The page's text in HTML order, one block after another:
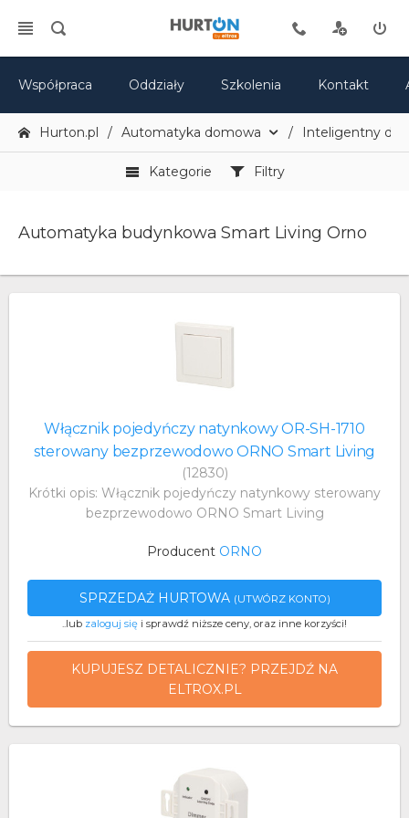
Współpraca Oddziały Szkolenia Kontakt
Hurton.pl Automatyka domowa Inteligentny
Kategorie Filtry
Automatyka budynkowa Smart Living Orno
Włącznik pojedyńczy natynkowy OR-SH-1710
sterowany bezprzewodowo ORNO Smart Living
(12830)
Krótki opis: Włącznik pojedyńczy natynkowy sterowany
bezprzewodowo ORNO Smart Living
Producent ORNO
SPRZEDAŻ HURTOWA (UTWÓRZ KONTO)
..lub zaloguj się i sprawdź niższe ceny, oraz inne korzyści!
KUPUJESZ DETALICZNIE? PRZEJDŹ NA
ELTROX.PL